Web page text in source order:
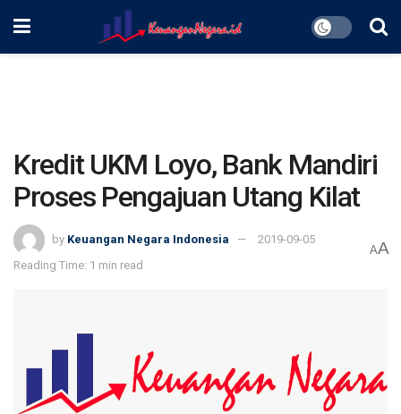
Kredit UKM Loyo, Bank Mandiri
Proses Pengajuan Utang Kilat
by Keuangan Negara Indonesia
2019-09-05
Reading Time: 1 min read
AA